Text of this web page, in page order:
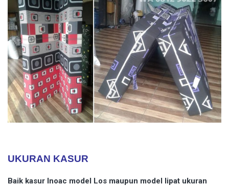
UKURAN KASUR
Baik kasur Inoac model Los maupun model lipat ukuran